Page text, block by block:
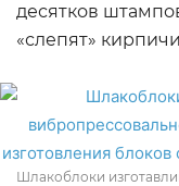
десятков
«слепят»
Шлакоблоки